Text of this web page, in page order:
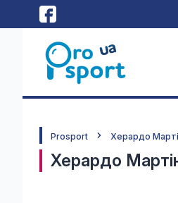
Prosport Херардо
Херардо